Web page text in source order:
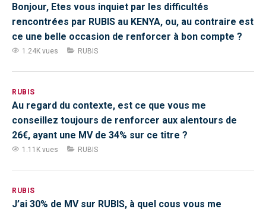
Bonjour, Etes vous inquiet par les difficultés
rencontrées par RUBIS au KENYA, ou, au contraire est
ce une belle occasion de renforcer à bon compte ?
1.24K vues RUBIS
RUBIS
Au regard du contexte, est ce que vous me
conseillez toujours de renforcer aux alentours de
26€, ayant une MV de 34% sur ce titre ?
1.11K vues RUBIS
RUBIS
J’ai 30% de MV sur RUBIS, à quel cous vous me